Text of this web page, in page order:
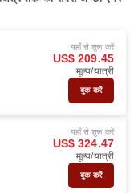
यहाँ से शुरू करें
US$ 209.45
मूल्य/यात्री
बुक करें
यहाँ से शुरू करें
US$ 324.47
मूल्य/यात्री
बुक करें